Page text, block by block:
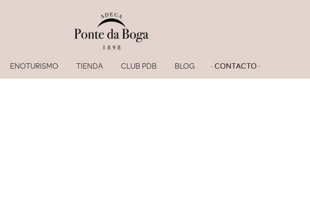
ENOTURISMO TIENDA CLUB PDB BLOG CONTACTO